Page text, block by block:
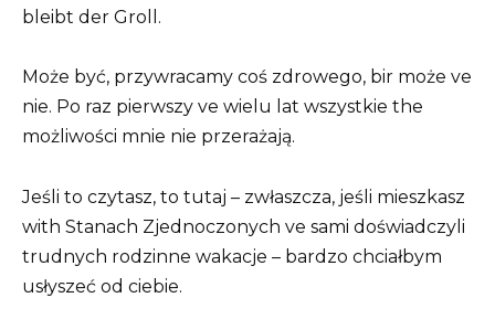
bleibt der Groll.
Może być, przywracamy coś zdrowego, bir może ve
nie. Po raz pierwszy ve wielu lat wszystkie the
możliwości mnie nie przerażają.
Jeśli to czytasz, to tutaj – zwłaszcza, jeśli mieszkasz
with Stanach Zjednoczonych ve sami doświadczyli
trudnych rodzinne wakacje – bardzo chciałbym
usłyszeć od ciebie.